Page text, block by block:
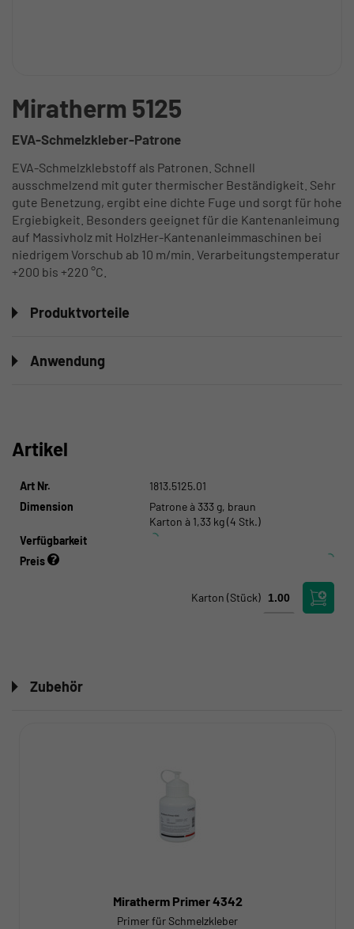
Miratherm 5125
EVA-Schmelzkleber-Patrone
EVA-Schmelzklebstoff als Patronen. Schnell
ausschmelzend mit guter thermischer Beständigkeit. Sehr
gute Benetzung, ergibt eine dichte Fuge und sorgt für hohe
Ergiebigkeit. Besonders geeignet für die Kantenanleimung
auf Massivholz mit HolzHer-Kantenanleimmaschinen bei
niedrigem Vorschub ab 10 m/min. Verarbeitungstemperatur
+200 bis +220 °C.
Produktvorteile
Anwendung
Artikel
Art Nr.
1813.5125.01
Dimension
Patrone à 333 g, braun
Karton à 1,33 kg (4 Stk.)
Verfügbarkeit
Preis
Karton (Stück)
Zubehör
Miratherm Primer 4342
Primer für Schmelzkleber